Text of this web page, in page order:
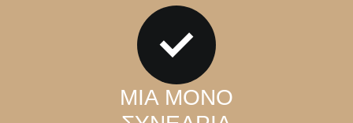
ΜΙΑ ΜΟΝΟ